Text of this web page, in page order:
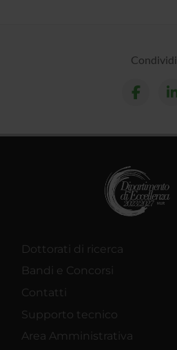
Condividi
Dottorati di ricerca
Bandi e Concorsi
Contatti
Supporto tecnico
Area Amministrativa